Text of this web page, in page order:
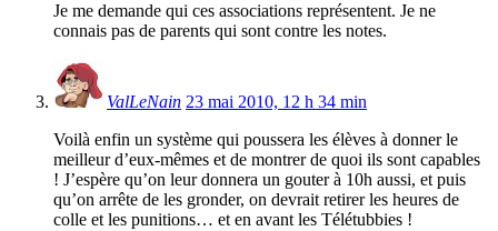
Je me demande qui ces associations représentent. Je ne
connais pas de parents qui sont contre les notes.
ValLeNain 23 mai 2010, 12 h 34 min
Voilà enfin un système qui poussera les élèves à donner le
meilleur d’eux-mêmes et de montrer de quoi ils sont capables
! J’espère qu’on leur donnera un gouter à 10h aussi, et puis
qu’on arrête de les gronder, on devrait retirer les heures de
colle et les punitions… et en avant les Télétubbies !